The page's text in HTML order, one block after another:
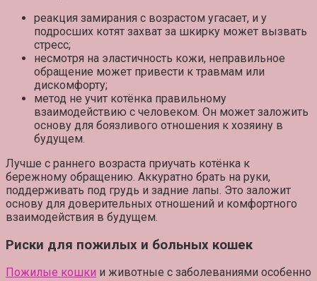
реакция замирания с возрастом угасает, и у
подросших котят захват за шкирку может вызвать
стресс;
несмотря на эластичность кожи, неправильное
обращение может привести к травмам или
дискомфорту;
метод не учит котёнка правильному
взаимодействию с человеком. Он может заложить
основу для боязливого отношения к хозяину в
будущем.
Лучше с раннего возраста приучать котёнка к
бережному обращению. Аккуратно брать на руки,
поддерживать под грудь и задние лапы. Это заложит
основу для доверительных отношений и комфортного
взаимодействия в будущем.
Риски для пожилых и больных кошек
Пожилые кошки и животные с заболеваниями особенно